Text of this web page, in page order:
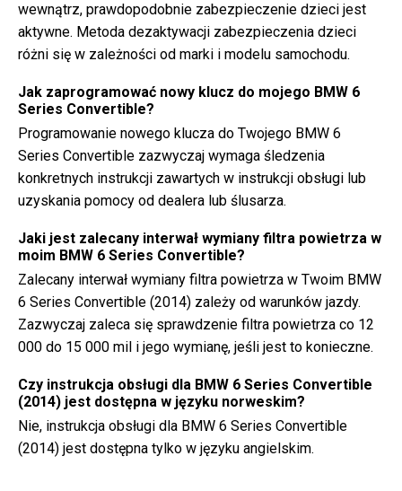
wewnątrz, prawdopodobnie zabezpieczenie dzieci jest
aktywne. Metoda dezaktywacji zabezpieczenia dzieci
różni się w zależności od marki i modelu samochodu.
Jak zaprogramować nowy klucz do mojego BMW 6
Series Convertible?
Programowanie nowego klucza do Twojego BMW 6
Series Convertible zazwyczaj wymaga śledzenia
konkretnych instrukcji zawartych w instrukcji obsługi lub
uzyskania pomocy od dealera lub ślusarza.
Jaki jest zalecany interwał wymiany filtra powietrza w
moim BMW 6 Series Convertible?
Zalecany interwał wymiany filtra powietrza w Twoim BMW
6 Series Convertible (2014) zależy od warunków jazdy.
Zazwyczaj zaleca się sprawdzenie filtra powietrza co 12
000 do 15 000 mil i jego wymianę, jeśli jest to konieczne.
Czy instrukcja obsługi dla BMW 6 Series Convertible
(2014) jest dostępna w języku norweskim?
Nie, instrukcja obsługi dla BMW 6 Series Convertible
(2014) jest dostępna tylko w języku angielskim.